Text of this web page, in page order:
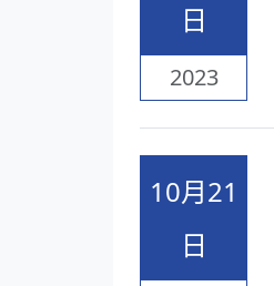
日
2023
10月21
日